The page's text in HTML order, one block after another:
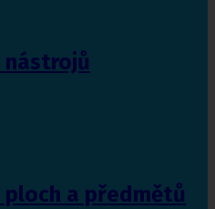
nástrojů
ploch a předmětů